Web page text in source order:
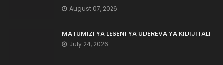
August 07, 2026
MATUMIZI YA LESENI YA UDEREVA YA KIDIJITALI
July 24, 2026